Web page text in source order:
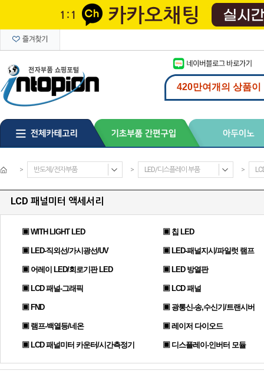
> 반도체/전자부품 > LED/디스플레이 부품 >
LCD 패널미터 액세서리
▣ WITH LIGHT LED ▣ 칩 LED
▣ LED-직외선/가시광선/UV ▣ LED-패널지시/파일럿 램프
▣ 어레이 LED/회로기판 LED ▣ LED 방열판
▣ LCD 패널-그래픽 ▣ LCD 패널
▣ FND ▣ 광통신-송,수신기/트랜시버
▣ 램프-백열등/네온 ▣ 레이저 다이오드
▣ LCD 패널미터 카운터/시간측정기 ▣ 디스플레이-인버터 모듈